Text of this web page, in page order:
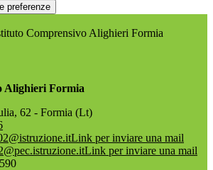
preferenze
Comprensivo Alighieri Formia
Alighieri Formia
62 - Formia (Lt)
Link per inviare una mail
Link per inviare una mail